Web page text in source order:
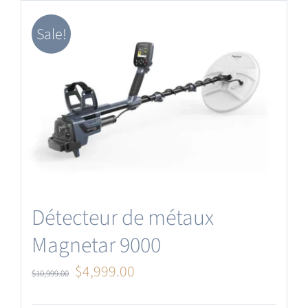
Mise à jour du logiciel
Sale!
Détecteur de métaux
Magnetar 9000
$10,999.00 Le
$4,999.00